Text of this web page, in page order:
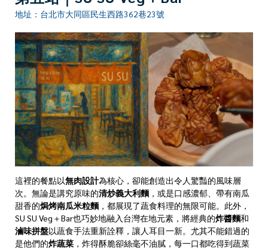
地址：台北市大同區民生西路362巷23號
這裡的餐點以無肉設計為核心，卻能創造出令人驚豔的風味層
次。無論是講究原味的清炒義大利麵 ，或是口感濃郁、帶有南瓜
甜香的焗烤南瓜米粒麵 ，都展現了蔬食料理的無限可能。此外，
SU SU Veg＋Bar也巧妙地融入台灣在地元素，將經典的炸醬麵和
滷味拼盤以蔬食手法重新詮釋，讓人耳目一新。尤其不能錯過的
是他們的炸蔬菜 ，炸得酥脆卻絲毫不油膩，每一口都吃得到蔬菜